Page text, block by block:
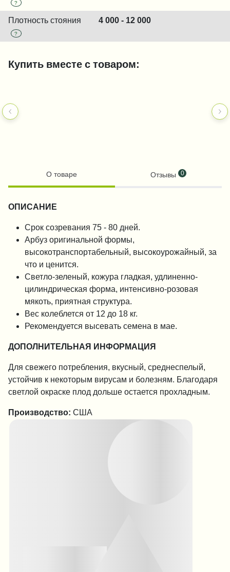
?
Плотность стояния
?
4 000 - 12 000
Купить вместе с товаром:
О товаре Отзывы 0
ОПИСАНИЕ
Срок созревания 75 - 80 дней.
Арбуз оригинальной формы,
высокотранспортабельный, высокоурожайный, за
что и ценится.
Светло-зеленый, кожура гладкая, удлиненно-
цилиндрическая форма, интенсивно-розовая
мякоть, приятная структура.
Вес колеблется от 12 до 18 кг.
Рекомендуется высевать семена в мае.
ДОПОЛНИТЕЛЬНАЯ ИНФОРМАЦИЯ
Для свежего потребления, вкусный, среднеспелый,
устойчив к некоторым вирусам и болезням. Благодаря
светлой окраске плод дольше остается прохладным.
Производство: США